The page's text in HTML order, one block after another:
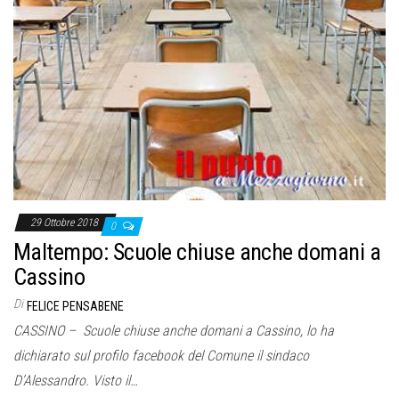
29 Ottobre 2018 0
Maltempo: Scuole chiuse anche domani a
Cassino
Di FELICE PENSABENE
CASSINO – Scuole chiuse anche domani a Cassino, lo ha
dichiarato sul profilo facebook del Comune il sindaco
D’Alessandro. Visto il…